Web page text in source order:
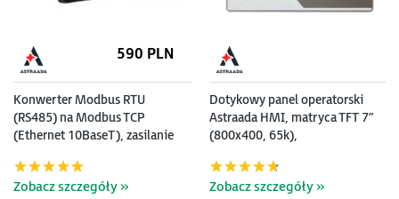
Konwerter Modbus RTU
(RS485) na Modbus TCP
(Ethernet 10BaseT), zasilanie
590 PLN
Zobacz szczegóły »
Dotykowy panel operatorski
Astraada HMI, matryca TFT 7”
(800x400, 65k),
RS232, USB Client/Host,
Ethernet, MicroSD
Zobacz szczegóły »